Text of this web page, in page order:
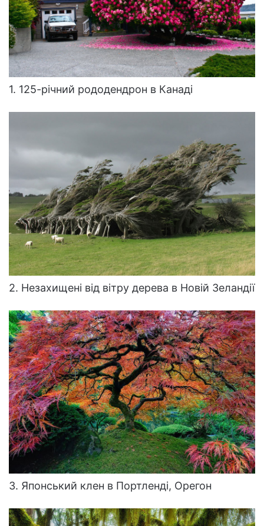
1. 125-річний рододендрон в Канаді
2. Незахищені від вітру дерева в Новій Зеландії
3. Японський клен в Портленді, Орегон